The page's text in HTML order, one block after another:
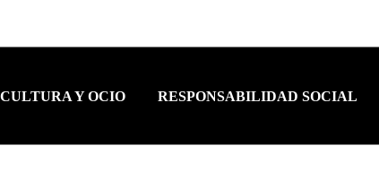
CULTURA Y OCIO RESPONSABILIDAD SOCIAL